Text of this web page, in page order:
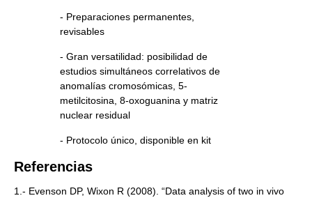
- Preparaciones permanentes,
revisables
- Gran versatilidad: posibilidad de
estudios simultáneos correlativos de
anomalías cromosómicas, 5-
metilcitosina, 8-oxoguanina y matriz
nuclear residual
- Protocolo único, disponible en kit
Referencias
1.- Evenson DP, Wixon R (2008). “Data analysis of two in vivo